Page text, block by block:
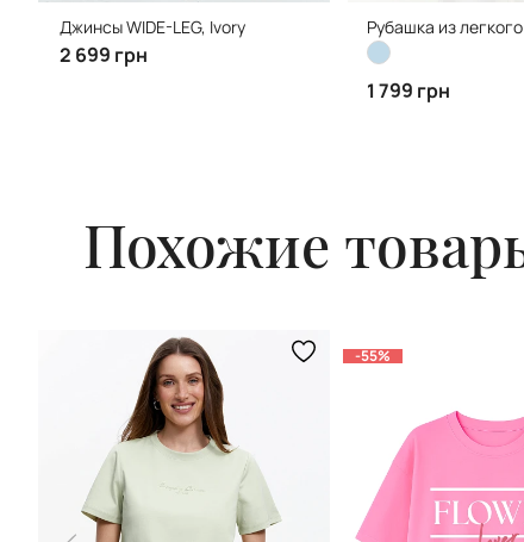
Джинсы WIDE-LEG, Ivory
2 699 грн
Рубашка из
1 799 грн
Похожие
-55%